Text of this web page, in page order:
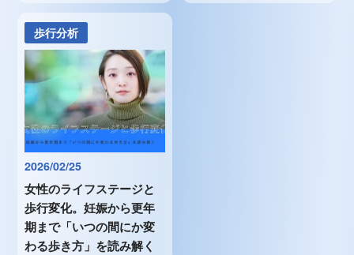
歩行分析
2026/02/25
女性のライフステージと
歩行変化。妊娠から更年
期まで「いつの間にか変
わる歩き方」を読み解く